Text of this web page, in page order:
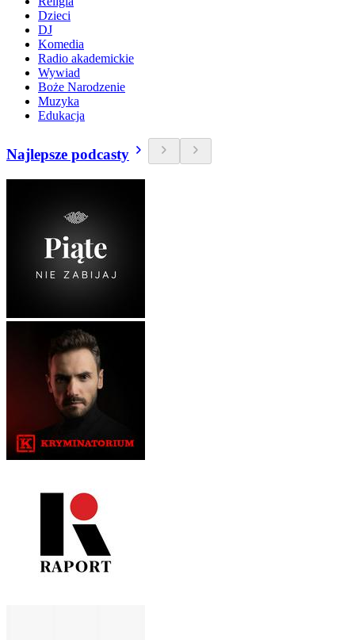
Dzieci
DJ
Komedia
Radio akademickie
Wywiad
Boże Narodzenie
Muzyka
Edukacja
Najlepsze podcasty